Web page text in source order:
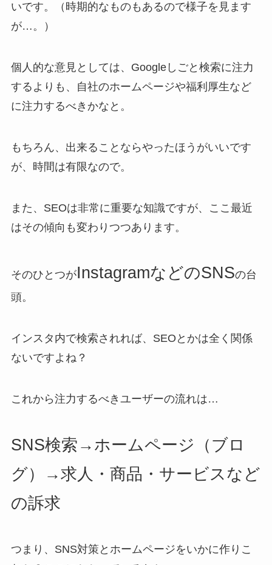
いです。（時期的なものもあるので様子を見ます
が…。）
個人的な意見としては、 Googleしごと検索に注力
するよりも、
自社のホームページや福利厚生など
に注力するべき かなと。
もちろん、出来ることならやったほうがいいです
が、時間は有限なので。
また、SEOは非常に重要な知識ですが、ここ最近
はその傾向も変わりつつあります。
そのひとつがInstagramなどのSNSの台
頭。
インスタ内で検索されれば、SEOとかは全く関係
ないですよね？
これから注力するべきユーザーの流れは…
SNS検索→ホームページ（ブロ
グ）→求人・商品・サービスなど
の訴求
つまり、SNS対策とホームページをいかに作りこ